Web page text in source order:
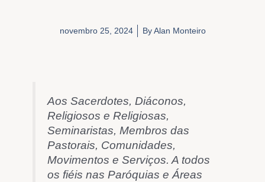
novembro 25, 2024 ByAlan Monteiro
Aos Sacerdotes, Diáconos,
Religiosos e Religiosas,
Seminaristas, Membros das
Pastorais, Comunidades,
Movimentos e Serviços. A todos
os fiéis nas Paróquias e Áreas